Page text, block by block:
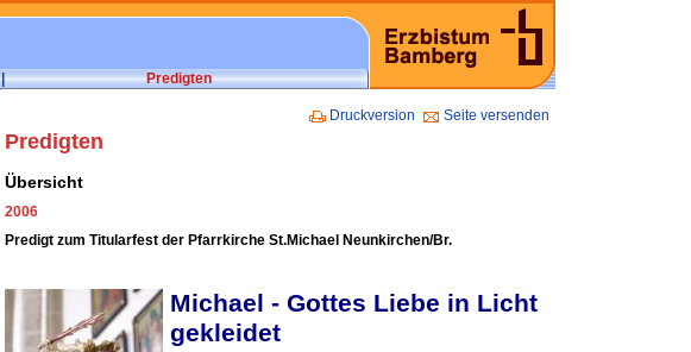
| Predigten
Druckversion Seite versenden
Predigten
Übersicht
2006
Predigt zum Titularfest der Pfarrkirche St.Michael Neunkirchen/Br.
Michael - Gottes Liebe in Licht
gekleidet